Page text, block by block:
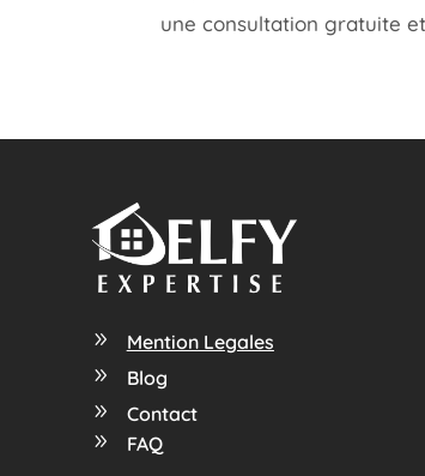
une consultation gratuite
9
Mention Legales
9
Blog
9
Contact
9
FAQ